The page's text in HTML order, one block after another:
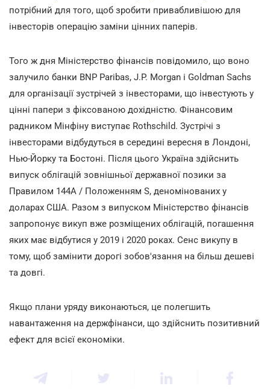
потрібний для того, щоб зробити привабливішою для
інвесторів операцію заміни цінних паперів.
Того ж дня Міністерство фінансів повідомило, що воно
залучило банки BNP Paribas, J.P. Morgan і Goldman Sachs
для організації зустрічей з інвесторами, що інвестують у
цінні папери з фіксованою дохідністю. Фінансовим
радником Мінфіну виступає Rothschild. Зустрічі з
інвесторами відбудуться в середині вересня в Лондоні,
Нью-Йорку та Бостоні. Після цього Україна здійснить
випуск облігацій зовнішньої державної позики за
Правилом 144А / Положенням S, деномінованих у
доларах США. Разом з випуском Міністерство фінансів
запропонує викуп вже розміщених облігацій, погашення
яких має відбутися у 2019 і 2020 роках. Сенс викупу в
тому, щоб замінити дорогі зобов'язання на більш дешеві
та довгі.
Якщо плани уряду виконаються, це полегшить
навантаження на держфінанси, що здійснить позитивний
ефект для всієї економіки.